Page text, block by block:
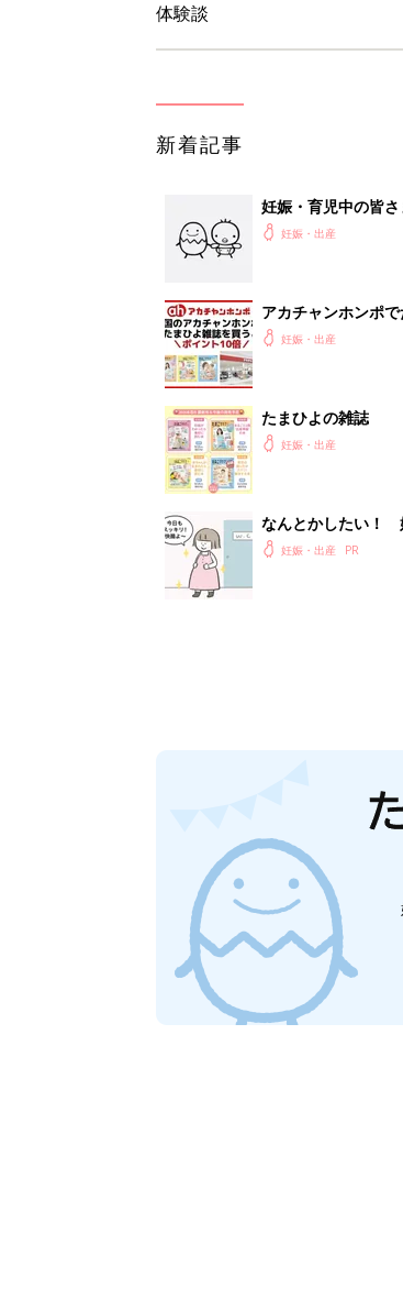
体験談
新着記事
妊娠・育児中の皆
妊娠・出産
アカチャンホンポ
妊娠・出産
たまひよの雑誌
妊娠・出産
なんとかしたい！
妊娠・出産